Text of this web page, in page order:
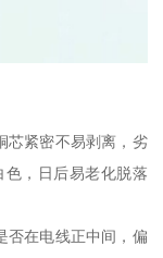
芯紧密不易剥离，劣
色，日后易老化脱落
否在电线正中间，偏